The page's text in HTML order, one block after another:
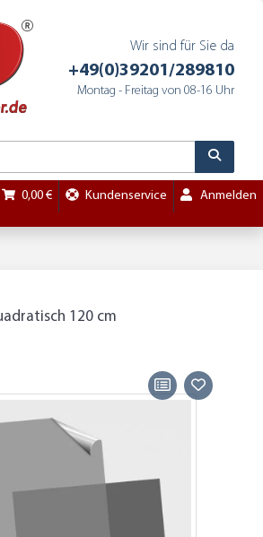
Wir sind für Sie da
+49(0)39201/289810
Montag - Freitag von 08-16 Uhr
0,00 € Kundenservice Anmelden
120 cm